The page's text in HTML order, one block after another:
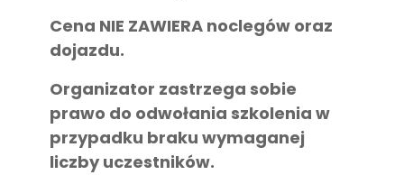
Cena NIE ZAWIERA noclegów oraz
dojazdu.
Organizator zastrzega sobie
prawo do odwołania szkolenia w
przypadku braku wymaganej
liczby uczestników.